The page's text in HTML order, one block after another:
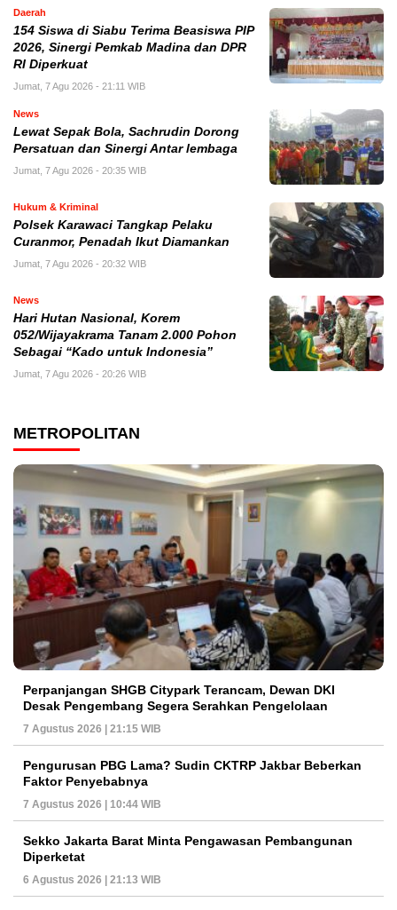
Daerah
154 Siswa di Siabu Terima Beasiswa PIP
2026, Sinergi Pemkab Madina dan DPR
RI Diperkuat
Jumat, 7 Agu 2026 - 21:11 WIB
News
Lewat Sepak Bola, Sachrudin Dorong
Persatuan dan Sinergi Antar lembaga
Jumat, 7 Agu 2026 - 20:35 WIB
Hukum & Kriminal
Polsek Karawaci Tangkap Pelaku
Curanmor, Penadah Ikut Diamankan
Jumat, 7 Agu 2026 - 20:32 WIB
News
Hari Hutan Nasional, Korem
052/Wijayakrama Tanam 2.000 Pohon
Sebagai “Kado untuk Indonesia”
Jumat, 7 Agu 2026 - 20:26 WIB
METROPOLITAN
Perpanjangan SHGB Citypark Terancam, Dewan DKI
Desak Pengembang Segera Serahkan Pengelolaan
7 Agustus 2026 | 21:15 WIB
Pengurusan PBG Lama? Sudin CKTRP Jakbar Beberkan
Faktor Penyebabnya
7 Agustus 2026 | 10:44 WIB
Sekko Jakarta Barat Minta Pengawasan Pembangunan
Diperketat
6 Agustus 2026 | 21:13 WIB